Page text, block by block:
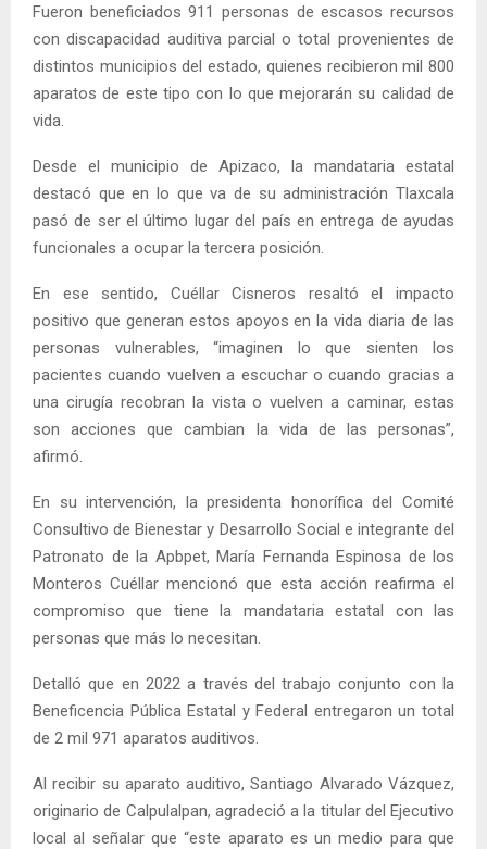
Fueron beneficiados 911 personas de escasos recursos
con discapacidad auditiva parcial o total provenientes de
distintos municipios del estado, quienes recibieron mil 800
aparatos de este tipo con lo que mejorarán su calidad de
vida.
Desde el municipio de Apizaco, la mandataria estatal
destacó que en lo que va de su administración Tlaxcala
pasó de ser el último lugar del país en entrega de ayudas
funcionales a ocupar la tercera posición.
En ese sentido, Cuéllar Cisneros resaltó el impacto
positivo que generan estos apoyos en la vida diaria de las
personas vulnerables, “imaginen lo que sienten los
pacientes cuando vuelven a escuchar o cuando gracias a
una cirugía recobran la vista o vuelven a caminar, estas
son acciones que cambian la vida de las personas”,
afirmó.
En su intervención, la presidenta honorífica del Comité
Consultivo de Bienestar y Desarrollo Social e integrante del
Patronato de la Apbpet, María Fernanda Espinosa de los
Monteros Cuéllar mencionó que esta acción reafirma el
compromiso que tiene la mandataria estatal con las
personas que más lo necesitan.
Detalló que en 2022 a través del trabajo conjunto con la
Beneficencia Pública Estatal y Federal entregaron un total
de 2 mil 971 aparatos auditivos.
Al recibir su aparato auditivo, Santiago Alvarado Vázquez,
originario de Calpulalpan, agradeció a la titular del Ejecutivo
local al señalar que “este aparato es un medio para que